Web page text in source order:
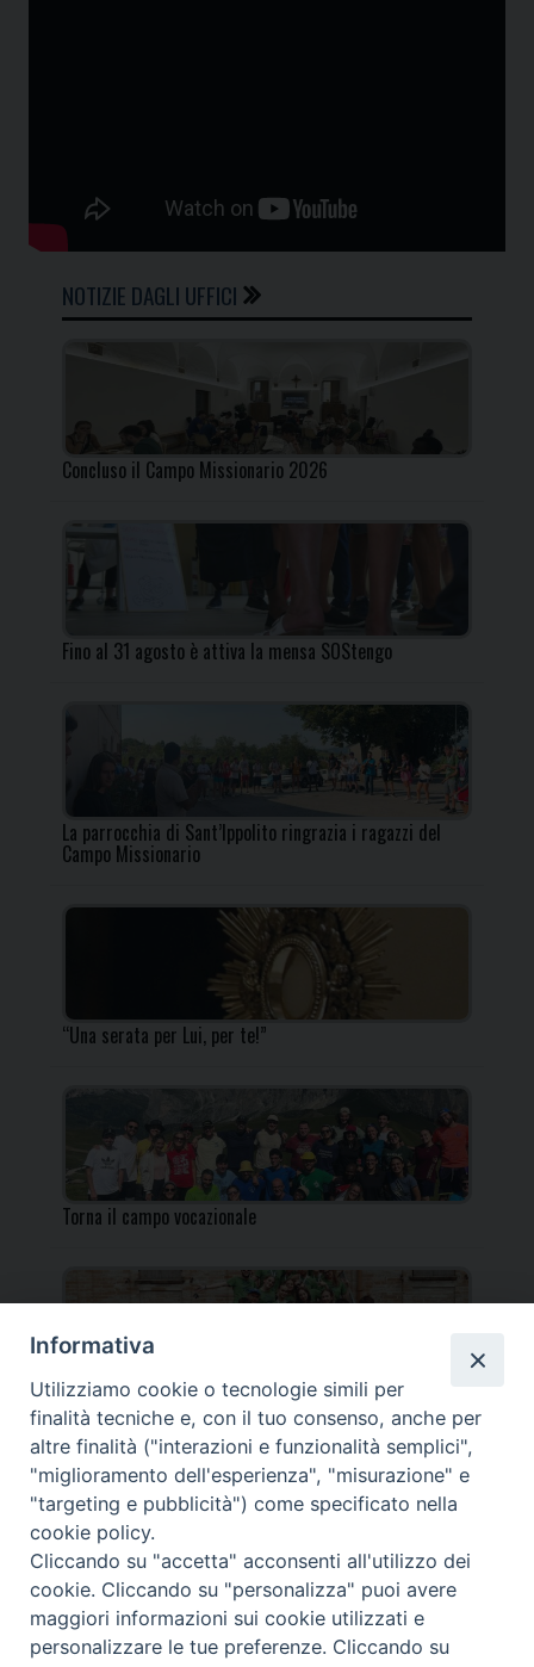
NOTIZIE DAGLI UFFICI
Concluso il Campo Missionario 2026
Fino al 31 agosto è attiva la mensa SOStengo
La parrocchia di Sant’Ippolito ringrazia i ragazzi del
Campo Missionario
“Una serata per Lui, per te!”
Torna il campo vocazionale
Torna il Campo Missionario Diocesano
_____________________________________________________
_____________________________
DIOCESI DI FANO FOSSOMBRONE CAGLI PERGOLA | Via Roma,
118 - 61032 FANO (PU) |
Tel. 0721 803737 o 826044 | Cod. Fiscale 90003900413
Informativa
Utilizziamo cookie o tecnologie simili per
finalità tecniche e, con il tuo consenso, anche per
altre finalità ("interazioni e funzionalità semplici",
"miglioramento dell'esperienza", "misurazione" e
"targeting e pubblicità") come specificato nella
cookie policy.
Cliccando su "accetta" acconsenti all'utilizzo dei
cookie. Cliccando su "personalizza" puoi avere
maggiori informazioni sui cookie utilizzati e
personalizzare le tue preferenze. Cliccando su